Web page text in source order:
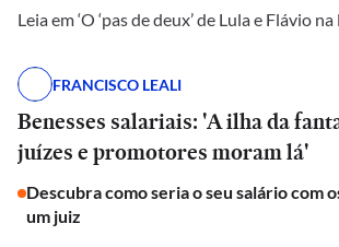
Leia em ‘O ‘pas de deux’ de Lula e Flávio na
FRANCISCO LEALI
Benesses salariais: 'A ilha da
juízes e promotores moram lá'
Descubra como seria o seu salário com
um juiz